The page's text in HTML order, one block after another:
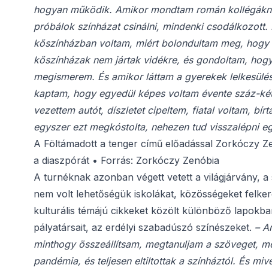
hogyan működik. Amikor mondtam román
próbálok színházat csinálni, mindenki
kőszínházban voltam, miért bolondultam meg,
kőszínházak nem jártak vidékre, és gondoltam,
megismerem. És amikor láttam a gyerekek
kaptam, hogy egyedül képes voltam évente száz-
vezettem autót, díszletet cipeltem, fiatal voltam,
egyszer ezt megkóstolta, nehezen tud visszalépni
A Föltámadott a tenger című előadással Zorkóczy
a diaszpórát • Forrás: Zorkóczy Zenóbia
A turnéknak azonban végett vetett a világjárvány,
nem volt lehetőségük iskolákat, közösségeket
kulturális témájú cikkeket közölt különböző
pályatársait, az erdélyi szabadúszó színészeket. –
minthogy összeállítsam, megtanuljam a szöveget,
pandémia, és teljesen eltiltottak a színháztól. És